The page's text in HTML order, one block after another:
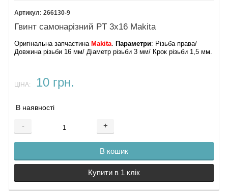
266130-9
Гвинт самонарізний PT 3х16 Makita
Оригінальна запчастина Makita. Параметри: Різьба права/
Довжина різьби 16 мм/ Діаметр різьби 3 мм/ Крок різьби 1,5 мм.
ЦІНА: 10 грн.
В наявності
- +
В кошик
Купити в 1 клік